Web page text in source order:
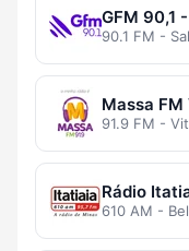
GFM 90,1
90.1 FM -
Massa
91.9 FM -
Rádio
610 AM -